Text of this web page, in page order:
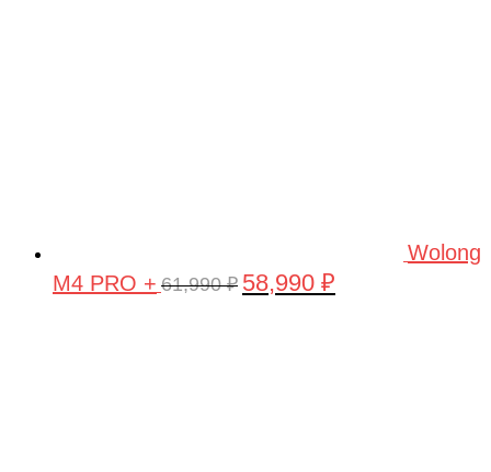
Wolong
M4 PRO + 61,990₽ Первоначальная
58,990 ₽